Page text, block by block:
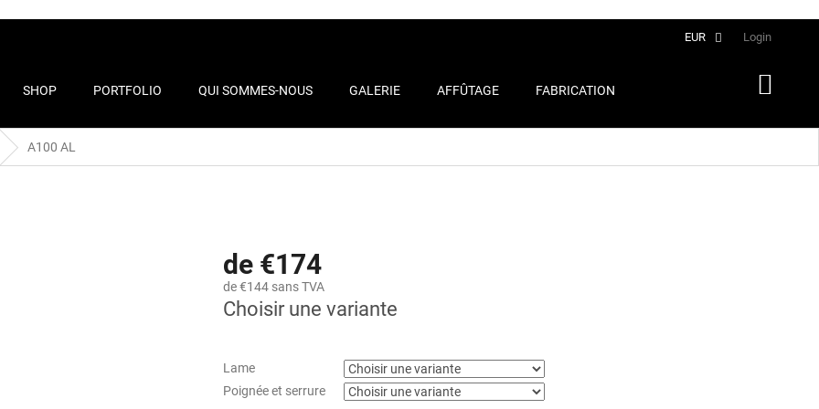
EUR Login
SHOP PORTFOLIO QUI SOMMES-NOUS GALERIE AFFÛTAGE
FABRICATION
A100 AL
de €174
de €144 sans TVA
Choisir une variante
Lame
Poignée et serrure